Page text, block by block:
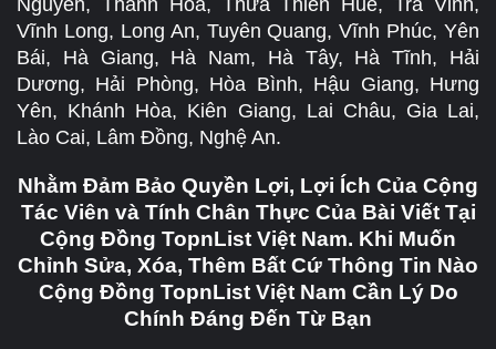
Vĩnh Long, Long An, Tuyên Quang, Vĩnh Phúc, Yên
Bái, Hà Giang, Hà Nam, Hà Tây, Hà Tĩnh, Hải
Dương, Hải Phòng, Hòa Bình, Hậu Giang, Hưng
Yên, Khánh Hòa, Kiên Giang, Lai Châu, Gia Lai,
Lào Cai, Lâm Đồng, Nghệ An.
Nhằm Đảm Bảo Quyền Lợi, Lợi Ích Của Cộng
Tác Viên và Tính Chân Thực Của Bài Viết Tại
Cộng Đồng TopnList Việt Nam. Khi Muốn
Chỉnh Sửa, Xóa, Thêm Bất Cứ Thông Tin Nào
Cộng Đồng TopnList Việt Nam Cần Lý Do
Chính Đáng Đến Từ Bạn